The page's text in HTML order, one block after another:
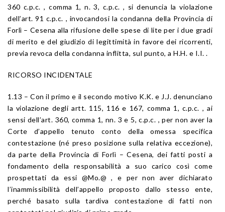
360 c.p.c. , comma 1, n. 3, c.p.c. , si denuncia la violazione
dell’art. 91 c.p.c. , invocandosi la condanna della Provincia di
Forlì – Cesena alla rifusione delle spese di lite per i due gradi
di merito e del giudizio di legittimità in favore dei ricorrenti,
previa revoca della condanna inflitta, sul punto, a H.H. e I.I. .
RICORSO INCIDENTALE
1.13 – Con il primo e il secondo motivo K.K. e J.J. denunciano
la violazione degli artt. 115, 116 e 167, comma 1, c.p.c. , ai
sensi dell’art. 360, comma 1, nn. 3 e 5, c.p.c. , per non aver la
Corte d’appello tenuto conto della omessa specifica
contestazione (né preso posizione sulla relativa eccezione),
da parte della Provincia di Forlì – Cesena, dei fatti posti a
fondamento della responsabilità a suo carico così come
prospettati da essi @Mo.@ , e per non aver dichiarato
l’inammissibilità dell’appello proposto dallo stesso ente,
perché basato sulla tardiva contestazione di fatti non